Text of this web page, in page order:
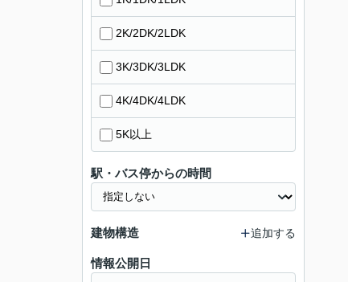
2K/2DK/2LDK
3K/3DK/3LDK
4K/4DK/4LDK
5K以上
駅・バス停からの時間
建物構造 追加する
情報公開日